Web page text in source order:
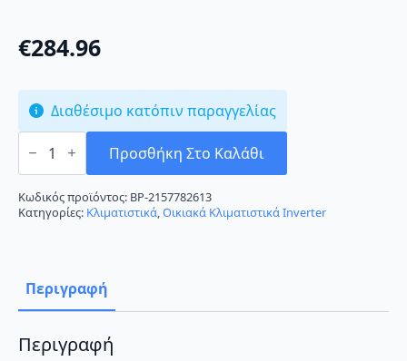
€284.96
Διαθέσιμο κατόπιν παραγγελίας
Airwell
Aura
025N-
09M25/YDAA-
025H-
09M25
BTU
A++/A+++
ποσότητα
Προσθήκη Στο Καλάθι
Κωδικός προϊόντος: BP-2157782613
Κατηγορίες: Κλιματιστικά,Οικιακά Κλιματιστικά Inverter
Περιγραφή
Περιγραφή